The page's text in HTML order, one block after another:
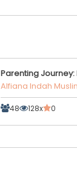
Parenting
Menghayati Peran
Orang Tua
Alfiana Indah
48 128x 0